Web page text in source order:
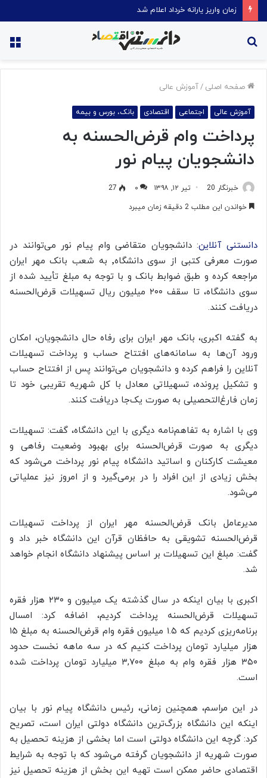
قیمت روغن دریکسال رکورد زد
صفحه اصلی /آموزش عالی
آموزش عالی اجتماعی اقتصادی بانک، بورس و بیمه
پرداخت وام قرض‌الحسنه به
دانشجویان پیام نور
خبرنگار 20 تیر ۱۲, ۱۳۹۸ ۰
27
خواندن این مطلب 2 دقیقه زمان میبرد
دانستنی آنلاین: دانشجویان متقاضی وام پیام نور می‌توانند در
صورت معرفی کتبی از سوی دانشگاه٬ به شعب بانک مهر ایران
مراجعه کرده و طبق ضوابط بانک و با توجه به مبلغ تأیید شده از
سوی دانشگاه، تا سقف ۲۰۰ میلیون ریال تسهیلات قرض‌الحسنه
دریافت کنند.
به گفته اکبری، بانک مهر ایران برای رفاه حال دانشجویان، امکان
ورود آن‌ها به سامانه‌های افتتاح حساب و پرداخت تسهیلات
آنلاین را فراهم کرده و دانشجویان می‌توانند پس از افتتاح حساب
و تشکیل پرونده، تسهیلاتی معادل با کل شهریه تقریبی خود تا
زمان فارغ‌التحصیلی به صورت یک‌جا دریافت کنند.
وی با اشاره به تفاهم‌نامه دیگری با این دانشگاه، گفت: تسهیلات
دیگری به صورت قرض‌الحسنه برای بهبود وضعیت رفاهی و
معیشت کارکنان و اساتید دانشگاه پیام نور پرداخت می‌شود که
بخش زیادی از این افراد را در برمی‌گیرد و از امروز نیز عملیاتی
می‌شود.
مدیرعامل بانک قرض‌الحسنه مهر ایران از پرداخت تسهیلات
قرض‌الحسنه تشویقی به حافظان قرآن این دانشگاه خبر داد و
گفت: مبلغ این تسهیلات بر اساس پیشنهاد دانشگاه انجام خواهد
شد.
اکبری با بیان اینکه در سال گذشته یک میلیون و ۲۳۰ هزار فقره
تسهیلات قرض‌الحسنه پرداخت کردیم، اضافه کرد: امسال
برنامه‌ریزی کردیم که ۱.۵ میلیون فقره وام قرض‌الحسنه به مبلغ ۱۵
هزار میلیارد تومان پرداخت کنیم که در سه ماهه نخست حدود
۳۵۰ هزار فقره وام به مبلغ
میلیارد تومان پرداخت شده
است.
در این مراسم، همچنین زمانی، رئیس دانشگاه پیام نور با بیان
اینکه این دانشگاه بزرگ‌ترین دانشگاه دولتی ایران است، تصریح
کرد: گرچه این دانشگاه دولتی است اما بخشی از هزینه تحصیل به
صورت شهریه از دانشجویان گرفته می‌شود که با توجه به شرایط
اقتصادی حاضر ممکن است تهیه این بخش از هزینه تحصیل نیز